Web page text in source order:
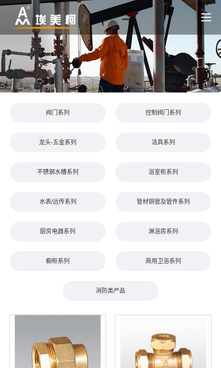
阀门系列 控制阀门系列
龙头-五金系列 洁具系列
不锈钢水槽系列 浴室柜系列
水表/远传系列 管材铜管及管件系列
厨房电器系列 淋浴房系列
橱柜系列 商用卫浴系列
消防类产品